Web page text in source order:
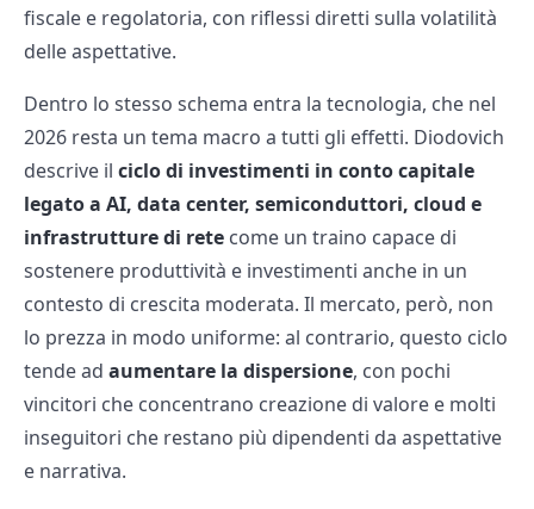
fiscale e regolatoria, con riflessi diretti sulla volatilità
delle aspettative.
Dentro lo stesso schema entra la tecnologia, che nel
2026 resta un tema macro a tutti gli effetti. Diodovich
descrive il ciclo di investimenti in conto capitale
legato a AI, data center, semiconduttori, cloud e
infrastrutture di rete come un traino capace di
sostenere produttività e investimenti anche in un
contesto di crescita moderata. Il mercato, però, non
lo prezza in modo uniforme: al contrario, questo ciclo
tende ad aumentare la dispersione, con pochi
vincitori che concentrano creazione di valore e molti
inseguitori che restano più dipendenti da aspettative
e narrativa.